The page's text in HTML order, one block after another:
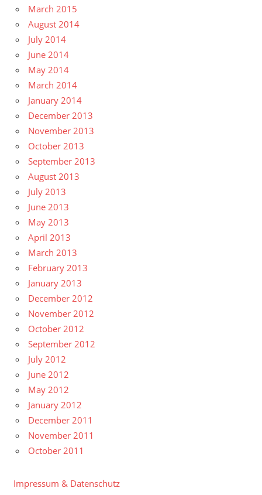
March 2015
August 2014
July 2014
June 2014
May 2014
March 2014
January 2014
December 2013
November 2013
October 2013
September 2013
August 2013
July 2013
June 2013
May 2013
April 2013
March 2013
February 2013
January 2013
December 2012
November 2012
October 2012
September 2012
July 2012
June 2012
May 2012
January 2012
December 2011
November 2011
October 2011
Impressum & Datenschutz